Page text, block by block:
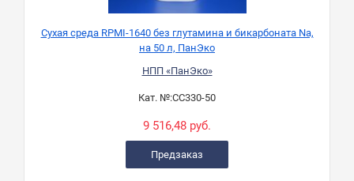
Сухая среда RPMI-1640 без глутамина и бикарбоната Na,
на 50 л, ПанЭко
НПП «ПанЭко»
Кат. №:СС330-50
9 516,48 руб.
Предзаказ